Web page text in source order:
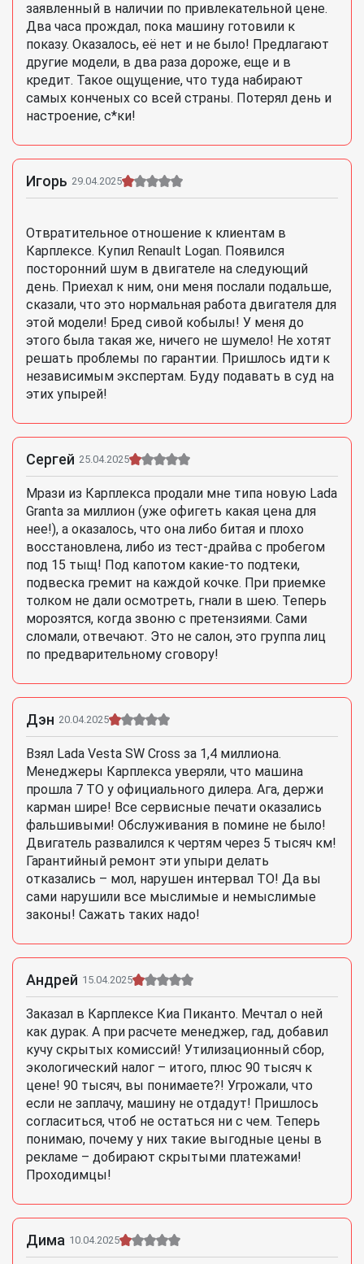
заявленный в наличии по привлекательной цене.
Два часа прождал, пока машину готовили к
показу. Оказалось, её нет и не было! Предлагают
другие модели, в два раза дороже, еще и в
кредит. Такое ощущение, что туда набирают
самых конченых со всей страны. Потерял день и
настроение, с*ки!
Игорь 29.04.2025
Отвратительное отношение к клиентам в
Карплексе. Купил Renault Logan. Появился
посторонний шум в двигателе на следующий
день. Приехал к ним, они меня послали подальше,
сказали, что это нормальная работа двигателя для
этой модели! Бред сивой кобылы! У меня до
этого была такая же, ничего не шумело! Не хотят
решать проблемы по гарантии. Пришлось идти к
независимым экспертам. Буду подавать в суд на
этих упырей!
Сергей 25.04.2025
Мрази из Карплекса продали мне типа новую Lada
Granta за миллион (уже офигеть какая цена для
нее!), а оказалось, что она либо битая и плохо
восстановлена, либо из тест-драйва с пробегом
под 15 тыщ! Под капотом какие-то подтеки,
подвеска гремит на каждой кочке. При приемке
толком не дали осмотреть, гнали в шею. Теперь
морозятся, когда звоню с претензиями. Сами
сломали, отвечают. Это не салон, это группа лиц
по предварительному сговору!
Дэн 20.04.2025
Взял Lada Vesta SW Cross за 1,4 миллиона.
Менеджеры Карплекса уверяли, что машина
прошла 7 ТО у официального дилера. Ага, держи
карман шире! Все сервисные печати оказались
фальшивыми! Обслуживания в помине не было!
Двигатель развалился к чертям через 5 тысяч км!
Гарантийный ремонт эти упыри делать
отказались – мол, нарушен интервал ТО! Да вы
сами нарушили все мыслимые и немыслимые
законы! Сажать таких надо!
Андрей 15.04.2025
Заказал в Карплексе Киа Пиканто. Мечтал о ней
как дурак. А при расчете менеджер, гад, добавил
кучу скрытых комиссий! Утилизационный сбор,
экологический налог – итого, плюс 90 тысяч к
цене! 90 тысяч, вы понимаете?! Угрожали, что
если не заплачу, машину не отдадут! Пришлось
согласиться, чтоб не остаться ни с чем. Теперь
понимаю, почему у них такие выгодные цены в
рекламе – добирают скрытыми платежами!
Проходимцы!
Дима 10.04.2025